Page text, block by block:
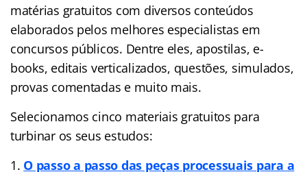
matérias gratuitos com diversos conteúdos
elaborados pelos melhores especialistas em
concursos públicos. Dentre eles, apostilas, e-
books, editais verticalizados, questões, simulados,
provas comentadas e muito mais.
Selecionamos cinco materiais gratuitos para
turbinar os seus estudos:
O passo a passo das peças processuais para a